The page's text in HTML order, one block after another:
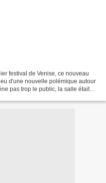
festival de Venise, ce nouveau
d'une nouvelle polémique autour
pas trop le public, la salle était